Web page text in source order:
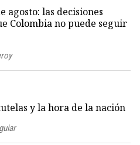
agosto: las decisiones
Colombia no puede seguir
y la hora de la nación